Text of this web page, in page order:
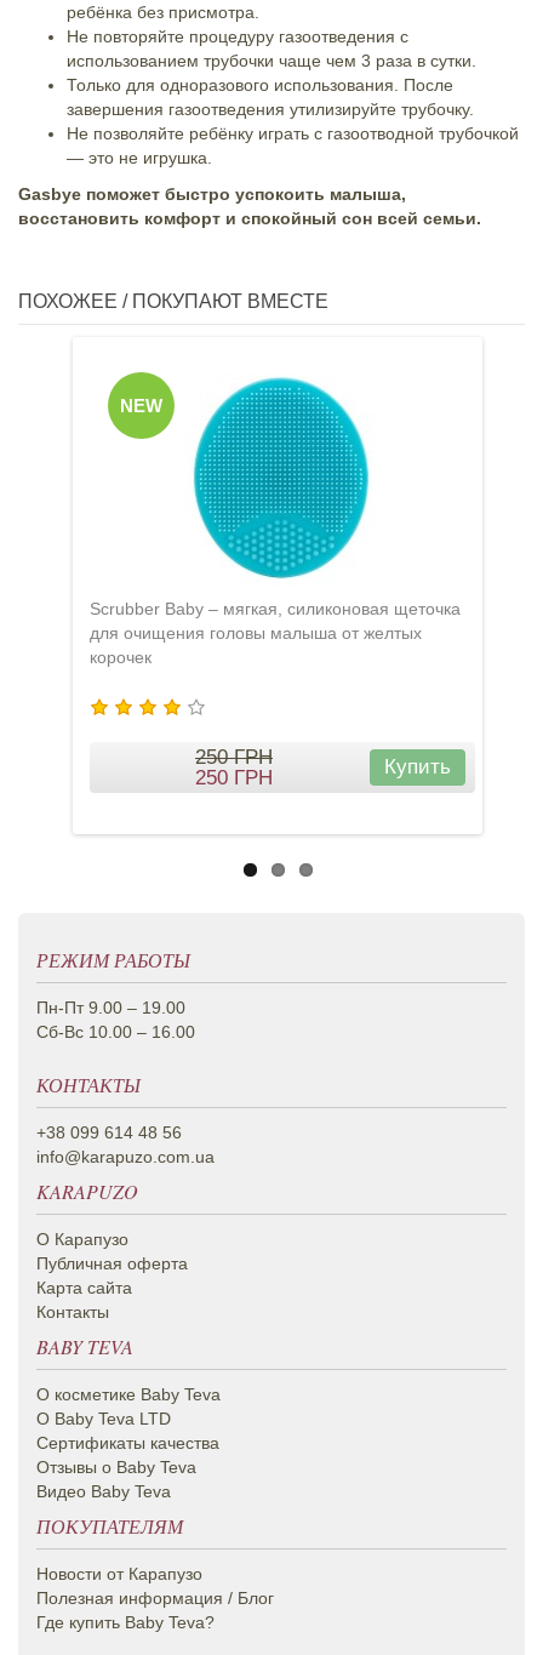
ребёнка без присмотра.
Не повторяйте процедуру газоотведения с
использованием трубочки чаще чем 3 раза в сутки.
Только для одноразового использования. После
завершения газоотведения утилизируйте трубочку.
Не позволяйте ребёнку играть с газоотводной трубочкой
— это не игрушка.
Gasbye поможет быстро успокоить малыша,
восстановить комфорт и спокойный сон всей семьи.
ПОХОЖЕЕ / ПОКУПАЮТ ВМЕСТЕ
NEW
Scrubber Baby – мягкая, силиконовая щеточка
для очищения головы малыша от желтых
корочек
250ГРН
250 ГРН Купить
РЕЖИМ РАБОТЫ
Пн-Пт 9.00 – 19.00
Сб-Вс 10.00 – 16.00
КОНТАКТЫ
+38 099 614 48 56
info@karapuzo.com.ua
KARAPUZO
О Карапузо
Публичная оферта
Карта сайта
Контакты
BABY TEVA
О косметике Вaby Teva
О Baby Teva LTD
Сертификаты качества
Отзывы о Baby Teva
Видео Baby Teva
ПОКУПАТЕЛЯМ
Новости от Карапузо
Полезная информация / Блог
Где купить Baby Teva?